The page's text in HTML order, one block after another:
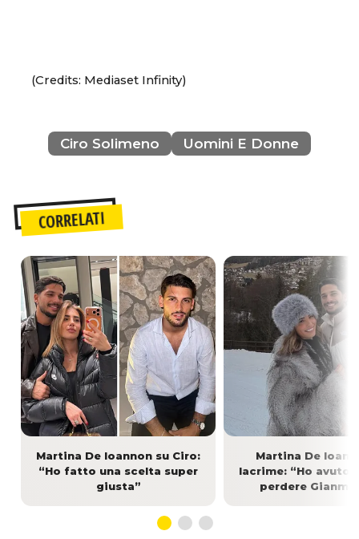
(Credits: Mediaset Infinity)
Ciro Solimeno Uomini E Donne
CORRELATI
Martina De Ioannon su Ciro:
“Ho fatto una scelta super
giusta”
Martina De
lacrime: “Ho avuto
perdere